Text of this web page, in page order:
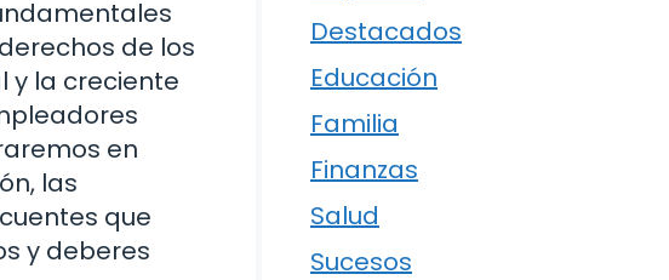
de los
y la creciente
en
las
que
y deberes
Destacados
Educación
Familia
Finanzas
Salud
Sucesos